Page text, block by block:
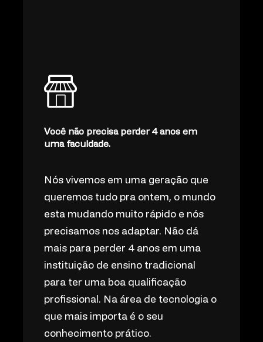
Você não precisa perder 4 anos em
uma faculdade.
Nós vivemos em uma geração que
queremos tudo pra ontem, o mundo
esta mudando muito rápido e nós
precisamos nos adaptar. Não dá
mais para perder 4 anos em uma
instituição de ensino tradicional
para ter uma boa qualificação
profissional. Na área de tecnologia o
que mais importa é o seu
conhecimento prático.